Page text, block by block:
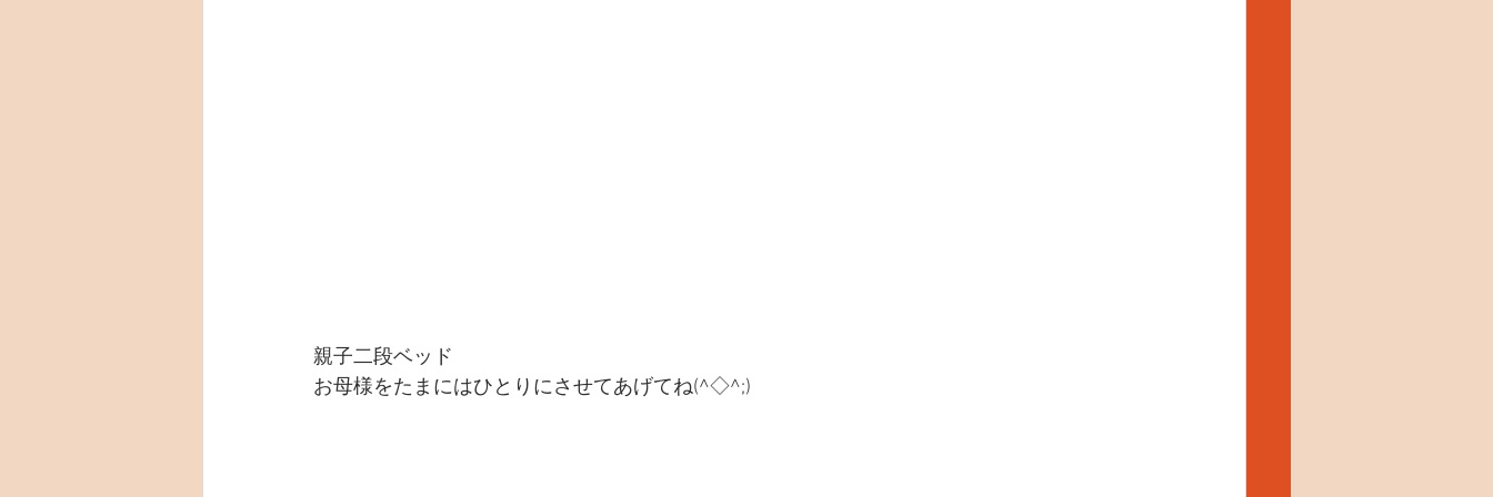
親子二段ベッド
お母様をたまにはひとりにさせてあげてね(^◇^;)